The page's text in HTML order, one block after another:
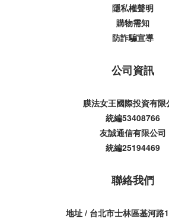
隱私權聲明
購物需知
防詐騙宣導
公司資訊
膜法女王國際投資有限
統編53408766
友誠通信有限公司
統編25194469
聯絡我們
地址 / 台北市士林區基河路